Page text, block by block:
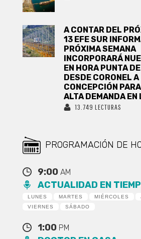
A CONTAR DEL
13 EFE SUR
PRÓXIMA SEMANA
INCORPORARÁ
EN HORA PUNTA
DESDE CORONEL A
CONCEPCIÓN
ALTA DEMANDA EN
13.749 LECTURAS
PROGRAMACIÓN DE
9:00 AM
ACTUALIDAD EN
LUNES MARTES MIÉRCOLES
VIERNES
SÁBADO
1:00 PM